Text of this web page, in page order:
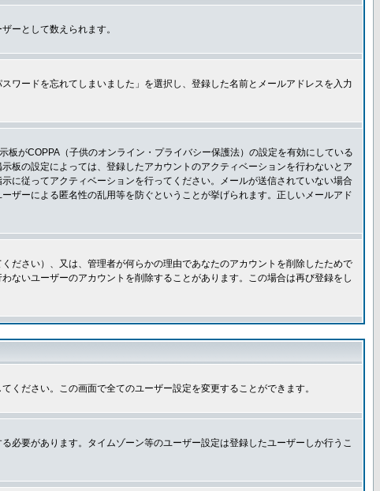
ーとして数えられます。
ワードを忘れてしまいました」を選択し、登録した名前とメールアドレスを入力
がCOPPA（子供のオンライン・プライバシー保護法）の設定を有効にしている
板の設定によっては、登録したアカウントのアクティベーションを行わないとア
に従ってアクティベーションを行ってください。メールが送信されていない場合
ザーによる匿名性の乱用等を防ぐということが挙げられます。正しいメールアド
ださい）、又は、管理者が何らかの理由であなたのアカウントを削除したためで
ないユーザーのアカウントを削除することがあります。この場合は再び登録をし
ださい。この画面で全てのユーザー設定を変更することができます。
必要があります。タイムゾーン等のユーザー設定は登録したユーザーしか行うこ